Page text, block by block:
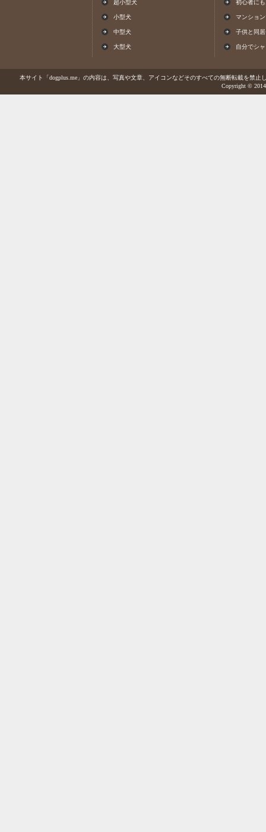
超小型犬
小型犬
中型犬
大型犬
初心者に
マンショ
子供と同
自分でシ
本サイト「dogplus.me」の内容は、写真や文章、アイコンなどそのすべての無断転載を禁
Copyright ©